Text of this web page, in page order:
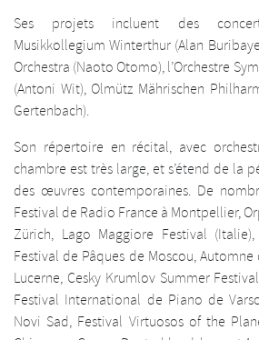
Ses projets incluent des
Musikkollegium Winterthur (Alan
Orchestra (Naoto Otomo), l’Orchestre
(Antoni Wit), Olmütz Mährischen
Gertenbach).
Son répertoire en récital, avec
chambre est très large, et s’étend de la
des œuvres contemporaines. De
Festival de Radio France à Montpellier,
Zürich, Lago Maggiore Festival
Festival de Pâques de Moscou,
Lucerne, Cesky Krumlov Summer
Festival International de Piano de
Novi Sad, Festival Virtuosos of the